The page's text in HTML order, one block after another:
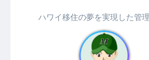
ハワイ移住の夢を実現した管